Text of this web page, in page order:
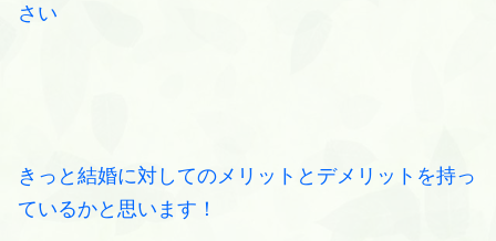
さい
きっと結婚に対してのメリットとデメリットを持っ
ているかと思います！